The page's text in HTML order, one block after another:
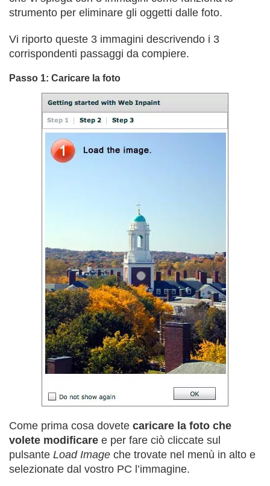
strumento per eliminare gli oggetti dalle foto.
Vi riporto queste 3 immagini descrivendo i 3
corrispondenti passaggi da compiere.
Passo 1: Caricare la foto
Come prima cosa dovete caricare la foto che
volete modificare e per fare ciò cliccate sul
pulsante Load Image che trovate nel menù in alto e
selezionate dal vostro PC l’immagine.